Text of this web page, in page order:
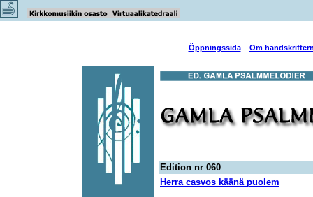
Öppningssida Om
Edition nr 060
Herra casvos käänä puolem